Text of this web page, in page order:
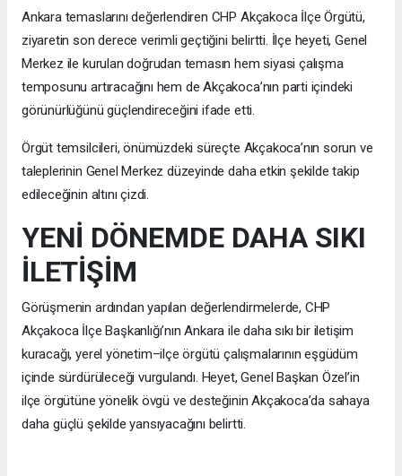
Ankara temaslarını değerlendiren CHP Akçakoca İlçe Örgütü,
ziyaretin son derece verimli geçtiğini belirtti. İlçe heyeti, Genel
Merkez ile kurulan doğrudan temasın hem siyasi çalışma
temposunu artıracağını hem de Akçakoca’nın parti içindeki
görünürlüğünü güçlendireceğini ifade etti.
Örgüt temsilcileri, önümüzdeki süreçte Akçakoca’nın sorun ve
taleplerinin Genel Merkez düzeyinde daha etkin şekilde takip
edileceğinin altını çizdi.
YENİ DÖNEMDE DAHA SIKI
İLETİŞİM
Görüşmenin ardından yapılan değerlendirmelerde, CHP
Akçakoca İlçe Başkanlığı’nın Ankara ile daha sıkı bir iletişim
kuracağı, yerel yönetim–ilçe örgütü çalışmalarının eşgüdüm
içinde sürdürüleceği vurgulandı. Heyet, Genel Başkan Özel’in
ilçe örgütüne yönelik övgü ve desteğinin Akçakoca’da sahaya
daha güçlü şekilde yansıyacağını belirtti.